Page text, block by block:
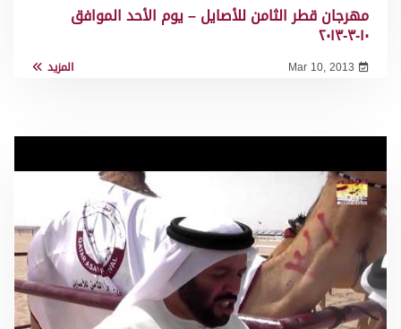
مهرجان قطر الثامن للأصايل – يوم الأحد الموافق
١٠-٣-٢٠١٣
Mar 10, 2013 المزيد